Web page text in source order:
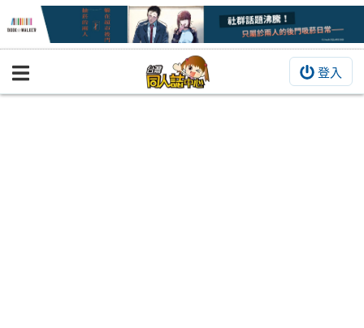
登入
BOOKY書集倉庫